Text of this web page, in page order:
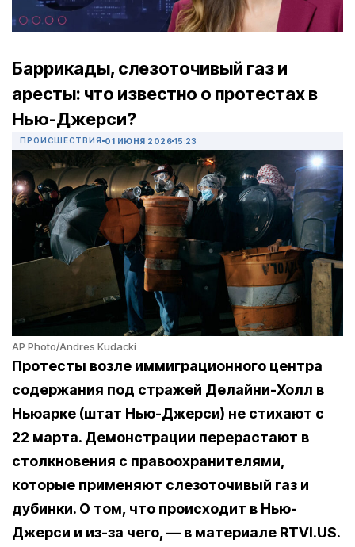
Баррикады, слезоточивый газ и
аресты: что известно о протестах в
Нью-Джерси?
ПРОИСШЕСТВИЯ 01 ИЮНЯ 2026 15:23
AP Photo/Andres Kudacki
Протесты возле иммиграционного центра
содержания под стражей Делайни-Холл в
Ньюарке (штат Нью-Джерси) не стихают с
22 марта. Демонстрации перерастают в
столкновения с правоохранителями,
которые применяют слезоточивый газ и
дубинки. О том, что происходит в Нью-
Джерси и из-за чего, — в материале RTVI.US.